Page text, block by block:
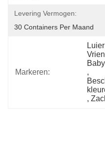
Levering Vermogen:
30 Containers Per Maand
Markeren:
Baby
,
,